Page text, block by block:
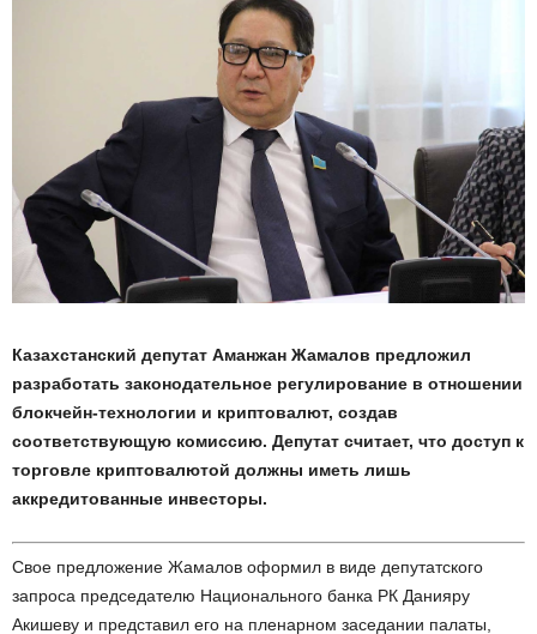
Казахстанский депутат Аманжан Жамалов предложил
разработать законодательное регулирование в отношении
блокчейн-технологии и криптовалют, создав
соответствующую комиссию. Депутат считает, что доступ к
торговле криптовалютой должны иметь лишь
аккредитованные инвесторы.
Свое предложение Жамалов оформил в виде депутатского
запроса председателю Национального банка РК Данияру
Акишеву и представил его на пленарном заседании палаты,